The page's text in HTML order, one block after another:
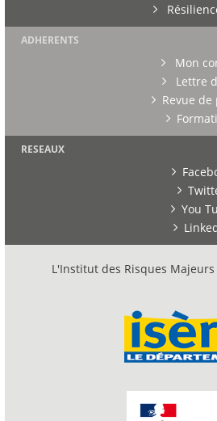
ADHERENTS
Mon
Lettre
Revue de
RESEAUX
You
L'Institut des Risques